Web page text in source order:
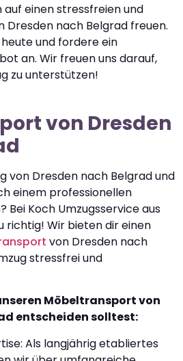
auf einen stressfreien und
Dresden nach Belgrad freuen.
und fordere ein
an. Wir freuen uns darauf,
zu unterstützen!
von Dresden
von Dresden nach Belgrad und
einem professionellen
Bei Koch Umzugsservice aus
richtig! Wir bieten dir einen
von Dresden nach
stressfrei und
Möbeltransport von
entscheiden solltest:
Als langjährig etabliertes